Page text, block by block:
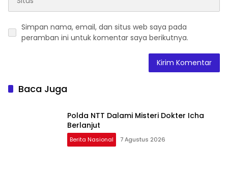
Simpan nama, email, dan situs web saya pada
peramban ini untuk komentar saya berikutnya.
Baca Juga
Polda NTT Dalami Misteri Dokter Icha
Berlanjut
Berita Nasional 7 Agustus 2026